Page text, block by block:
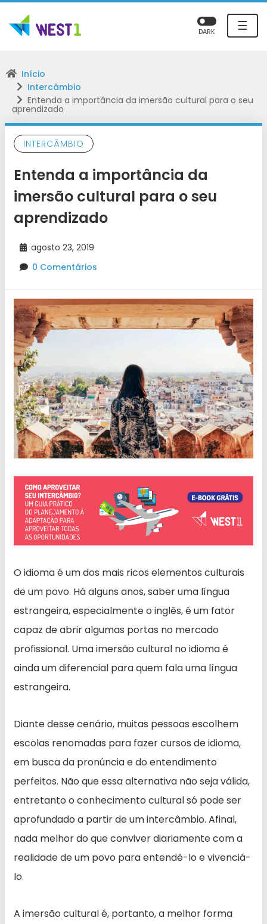
☰
DARK
Início
Intercâmbio
Entenda a importância da imersão cultural para o seu
aprendizado
INTERCÂMBIO
Entenda a importância da
imersão cultural para o seu
aprendizado
agosto 23, 2019
0 Comentários
O idioma é um dos mais ricos elementos culturais
de um povo. Há alguns anos, saber uma língua
estrangeira, especialmente o inglês, é um fator
capaz de abrir algumas portas no mercado
profissional. Uma imersão cultural no idioma é
ainda um diferencial para quem fala uma língua
estrangeira.
Diante desse cenário, muitas pessoas escolhem
escolas renomadas para fazer cursos de idioma,
em busca da pronúncia e do entendimento
perfeitos. Não que essa alternativa não seja válida,
entretanto o conhecimento cultural só pode ser
aprofundado a partir de um intercâmbio. Afinal,
nada melhor do que conviver diariamente com a
realidade de um povo para entendê-lo e vivenciá-
lo.
A imersão cultural é, portanto, a melhor forma